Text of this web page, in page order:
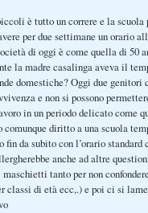
è tutto un correre e la scuola
per due settimane un orario
di oggi è come quella di 50
la madre casalinga aveva il
domestiche? Oggi due genitori
e non si possono
in un periodo delicato come
comunque diritto a una scuola
fin da subito con l’orario standard
anche ad altre
tanto per non
classi di età ecc,.) e poi ci si